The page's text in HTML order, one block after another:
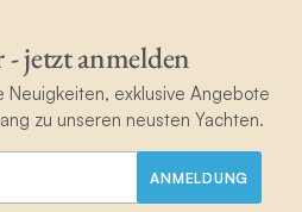
jetzt anmelden
Neuigkeiten, exklusive Angebote
zu unseren neusten Yachten.
ANMELDUNG